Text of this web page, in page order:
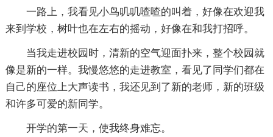
一路上，我看见小鸟叽叽喳喳的叫着，好像在欢迎我
来到学校，树叶也在左右的摇动，好像在和我打招呼。
当我走进校园时，清新的空气迎面扑来，整个校园就
像是新的一样。我慢悠悠的走进教室，看见了同学们都在
自己的座位上大声读书，我还见到了新的老师，新的班级
和许多可爱的新同学。
开学的第一天，使我终身难忘。